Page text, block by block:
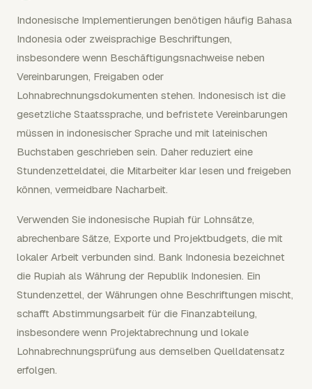
Indonesische Implementierungen benötigen häufig Bahasa
Indonesia oder zweisprachige Beschriftungen,
insbesondere wenn Beschäftigungsnachweise neben
Vereinbarungen, Freigaben oder
Lohnabrechnungsdokumenten stehen. Indonesisch ist die
gesetzliche Staatssprache, und befristete Vereinbarungen
müssen in indonesischer Sprache und mit lateinischen
Buchstaben geschrieben sein. Daher reduziert eine
Stundenzetteldatei, die Mitarbeiter klar lesen und freigeben
können, vermeidbare Nacharbeit.
Verwenden Sie indonesische Rupiah für Lohnsätze,
abrechenbare Sätze, Exporte und Projektbudgets, die mit
lokaler Arbeit verbunden sind. Bank Indonesia bezeichnet
die Rupiah als Währung der Republik Indonesien. Ein
Stundenzettel, der Währungen ohne Beschriftungen mischt,
schafft Abstimmungsarbeit für die Finanzabteilung,
insbesondere wenn Projektabrechnung und lokale
Lohnabrechnungsprüfung aus demselben Quelldatensatz
erfolgen.